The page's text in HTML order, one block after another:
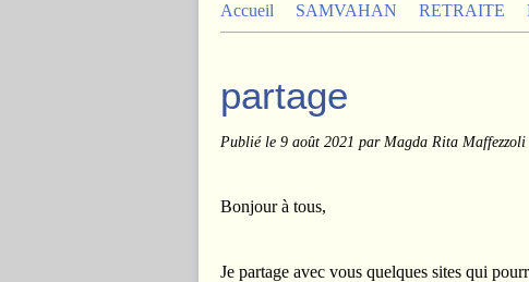
Accueil SAMVAHAN RETRAITE
partage
Publié le 9 août 2021 par Magda Rita Maffezzoli
Bonjour à tous,
Je partage avec vous quelques sites qui